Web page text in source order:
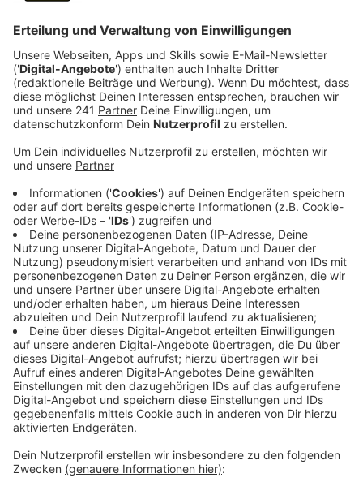
Das Bürgerbüro kann seit Januar wieder arbeiten. Es
hapert aber nach wie vor bei den Bescheiden, sagte
Grundbesitzabgabenbescheide verzögere sich. Mit
diesen Bescheiden werden die Grundsteuern A und B
sowie die Gebühren für die Abfall- und
Niederschlagwasserentsorgung eingezogen, genauso
wie die Vorausleistungen der
Schmutzwassergebühren.
Im Normalfall würden diese Bescheide nun versendet
– durch die weiterhin bestehenden Probleme mit den
dafür nötigen IT-Programmen verzögert sich der
Versand auf unbestimmte Zeit. Aktuell gibt es nach
Angaben der Stadt Euskirchen auch noch immer
Probleme etwa mit dem Einzug von Lastschriften.
Wer noch keine Abbuchung bekommen hat, denn auch
der Einzug der im November 2023 fällig gewesenen
Grundbesitzabgaben wird noch nachgeholt, sollte das
Geld zur Seite legen, empfiehlt der Stadtsprecher.